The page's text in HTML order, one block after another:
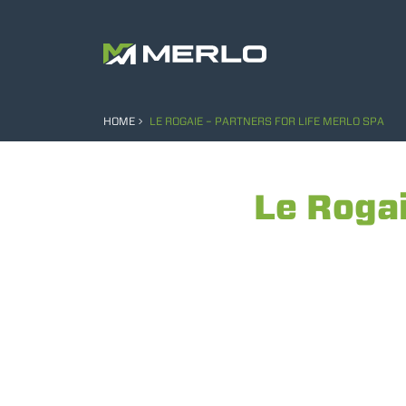
HOME LE ROGAIE – PARTNERS FOR LIFE MERLO SPA
Le